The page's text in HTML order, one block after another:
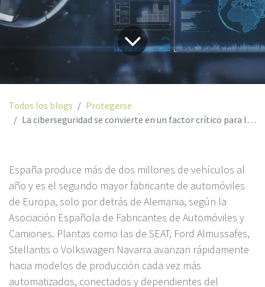
Todos los blogs
Protegerse
La ciberseguridad se convierte en un factor crítico para la automoción española en plena digitalización de sus fábricas
España produce más de dos millones de vehículos al
año y es el segundo mayor fabricante de automóviles
de Europa, solo por detrás de Alemania, según la
Asociación Española de Fabricantes de Automóviles y
Camiones. Plantas como las de SEAT, Ford Almussafes,
Stellantis o Volkswagen Navarra avanzan rápidamente
hacia modelos de producción cada vez más
automatizados, conectados y dependientes del